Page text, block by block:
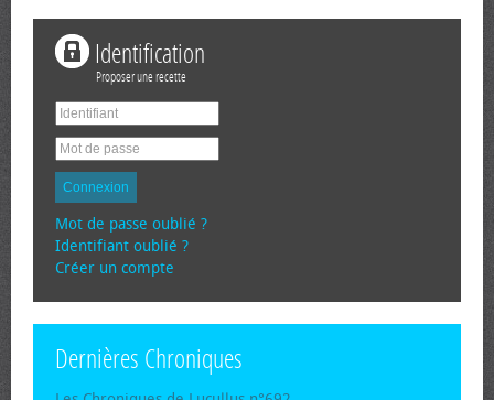
Identification
Proposer une recette
Connexion
Mot de passe oublié ?
Identifiant oublié ?
Créer un compte
Dernières Chroniques